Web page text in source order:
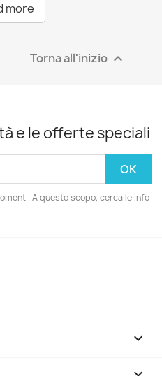
more
Torna all'inizio 
e le offerte speciali
A questo scopo, cerca le info
